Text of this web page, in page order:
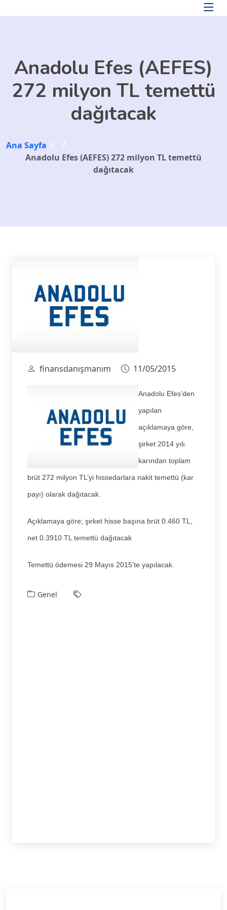
Anadolu Efes (AEFES)
272 milyon TL temettü
dağıtacak
Ana Sayfa /
/
Anadolu Efes (AEFES) 272 milyon TL temettü
dağıtacak
finansdanışmanım 11/05/2015
Anadolu Efes’den
yapılan
açıklamaya göre,
şirket 2014 yılı
karından toplam
brüt 272 milyon TL’yi hissedarlara nakit temettü (kar
payı) olarak dağıtacak.
Açıklamaya göre; şirket hisse başına brüt 0.460 TL,
net 0.3910 TL temettü dağıtacak
Temettü ödemesi 29 Mayıs 2015’te yapılacak.
Genel